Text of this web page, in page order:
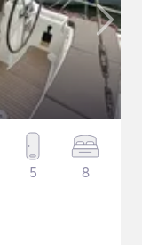
5 8